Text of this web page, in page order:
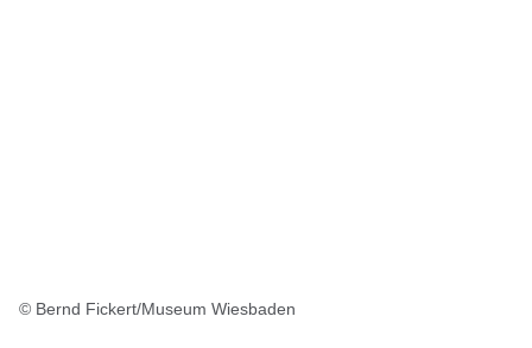
© Bernd Fickert/Museum Wiesbaden